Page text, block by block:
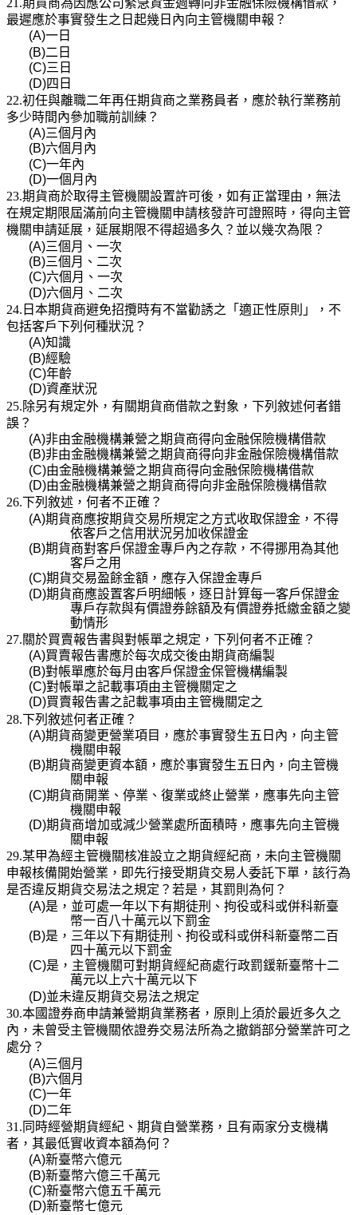
最遲應於事實發生之日起幾日內向主管機關申報？
(A)一日
(B)二日
(C)三日
(D)四日
22.初任與離職二年再任期貨商之業務員者，應於執行業務前
多少時間內參加職前訓練？
(A)三個月內
(B)六個月內
(C)一年內
(D)一個月內
23.期貨商於取得主管機關設置許可後，如有正當理由，無法
在規定期限屆滿前向主管機關申請核發許可證照時，得向主管
機關申請延展，延展期限不得超過多久？並以幾次為限？
(A)三個月、一次
(B)三個月、二次
(C)六個月、一次
(D)六個月、二次
24.日本期貨商避免招攬時有不當勸誘之「適正性原則」，不
包括客戶下列何種狀況？
(A)知識
(B)經驗
(C)年齡
(D)資產狀況
25.除另有規定外，有關期貨商借款之對象，下列敘述何者錯
誤？
(A)非由金融機構兼營之期貨商得向金融保險機構借款
(B)非由金融機構兼營之期貨商得向非金融保險機構借款
(C)由金融機構兼營之期貨商得向金融保險機構借款
(D)由金融機構兼營之期貨商得向非金融保險機構借款
26.下列敘述，何者不正確？
(A)期貨商應按期貨交易所規定之方式收取保證金，不得
依客戶之信用狀況另加收保證金
(B)期貨商對客戶保證金專戶內之存款，不得挪用為其他
客戶之用
(C)期貨交易盈餘金額，應存入保證金專戶
(D)期貨商應設置客戶明細帳，逐日計算每一客戶保證金
專戶存款與有價證券餘額及有價證券抵繳金額之變
動情形
27.關於買賣報告書與對帳單之規定，下列何者不正確？
(A)買賣報告書應於每次成交後由期貨商編製
(B)對帳單應於每月由客戶保證金保管機構編製
(C)對帳單之記載事項由主管機關定之
(D)買賣報告書之記載事項由主管機關定之
28.下列敘述何者正確？
(A)期貨商變更營業項目，應於事實發生五日內，向主管
機關申報
(B)期貨商變更資本額，應於事實發生五日內，向主管機
關申報
(C)期貨商開業、停業、復業或終止營業，應事先向主管
機關申報
(D)期貨商增加或減少營業處所面積時，應事先向主管機
關申報
29.某甲為經主管機關核准設立之期貨經紀商，未向主管機關
申報核備開始營業，即先行接受期貨交易人委託下單，該行為
是否違反期貨交易法之規定？若是，其罰則為何？
(A)是，並可處一年以下有期徒刑、拘役或科或併科新臺
幣一百八十萬元以下罰金
(B)是，三年以下有期徒刑、拘役或科或併科新臺幣二百
四十萬元以下罰金
(C)是，主管機關可對期貨經紀商處行政罰鍰新臺幣十二
萬元以上六十萬元以下
(D)並未違反期貨交易法之規定
30.本國證券商申請兼營期貨業務者，原則上須於最近多久之
內，未曾受主管機關依證券交易法所為之撤銷部分營業許可之
處分？
(A)三個月
(B)六個月
(C)一年
(D)二年
31.同時經營期貨經紀、期貨自營業務，且有兩家分支機構
者，其最低實收資本額為何？
(A)新臺幣六億元
(B)新臺幣六億三千萬元
(C)新臺幣六億五千萬元
(D)新臺幣七億元